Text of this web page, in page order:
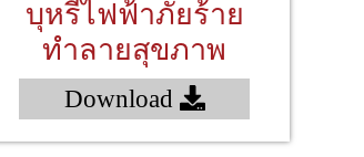
บุหรี่ไฟฟ้าภัยร้าย
ทำลายสุขภาพ
Download